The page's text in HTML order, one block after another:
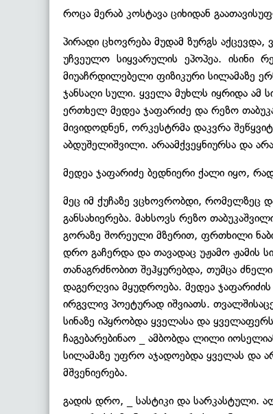
როცა მერაბ კოსტავა ციხიდან
პირადი ცხოვრება მუდამ ზურგს
უჩვეულო სიყვარულის ეპოპეა. ისინი
მიუაჩრდილებელი ფიზიკური სილამაზე
ჯანსაღი სული. ყველა მუხლს იყრიდა ამ
ერთხელ მედეა ჯაფარიძე და რეზო
მივიდოდნენ, ორკესტრმა დაკვრა
აბდუშელიშვილი. არაამქვეყნიურსა და
მედეა ჯაფარიძე ბედნიერი ქალი იყო,
მეც იმ ქუჩაზე ვცხოვრობდი, რომელზეც
განსახიერება. მახსოვს რეზო
გორაზე შორეული მზერით, ფრთხილი
დრო გაჩერდა და თავადაც უჟამო
თანაგრძნობით შეჰყურებდა, თუმცა
დაგერღვია მყუდროება. მედეა
ირგვლივ პოეტურად იშვიათს.
სინაზე იპყრობდა ყველასა და
ჩაგებარებინაო _ ამბობდა ლილი
სილამაზე უფრო აჯადოებდა ყველას და
მშვენიერება.
გადის დრო, _ სასტიკი და სარკასტული.